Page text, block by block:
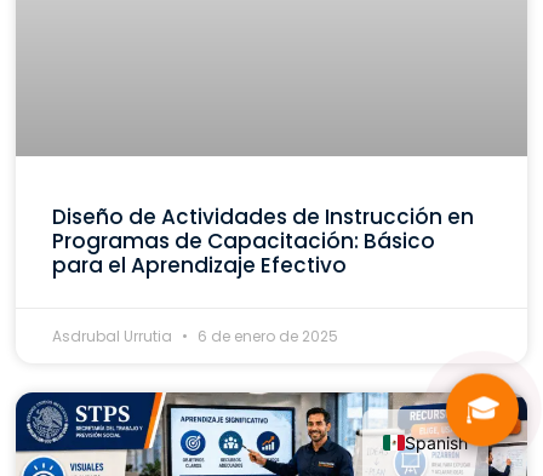
Diseño de Actividades de Instrucción en
Programas de Capacitación: Básico
para el Aprendizaje Efectivo
Asdrubal Urrutia 6 de enero de 2025
🎓
Spanish